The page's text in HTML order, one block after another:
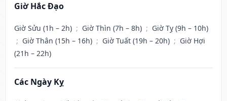
Giờ Hắc Đạo
Giờ Sửu (1h – 2h) ; Giờ Thìn (7h – 8h) ; Giờ Tỵ (9h – 10h)
; Giờ Thân (15h – 16h) ; Giờ Tuất (19h – 20h) ; Giờ Hợi
(21h – 22h)
Các Ngày Kỵ